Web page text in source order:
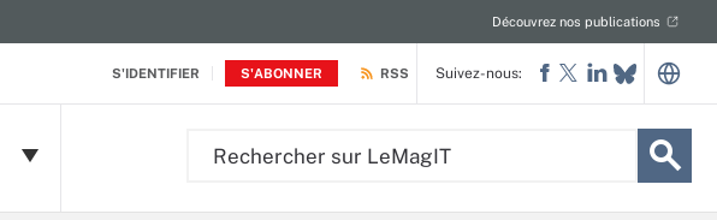
S'IDENTIFIER S'ABONNER
Découvrez nos publications
RSS Suivez-nous: